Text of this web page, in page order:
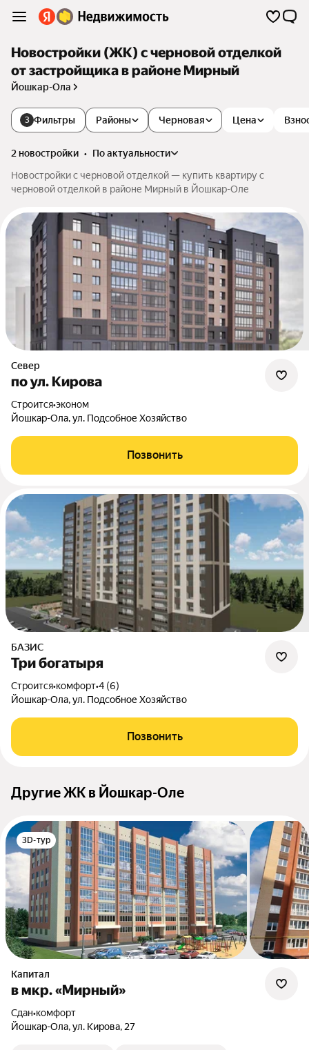
Новостройки (ЖК) с черновой отделкой
от застройщика в районе Мирный
Йошкар-Ола
3 Фильтры Цена
Районы Черновая
2 новостройки •
по актуальности
Новостройки с черновой отделкой — купить квартиру с
черновой отделкой в районе Мирный в Йошкар-Оле
Север
по ул. Кирова
Строится•эконом
Йошкар-Ола, ул. Подсобное Хозяйство
Позвонить
БАЗИС
Три богатыря
Строится•комфорт•4 (6)
Йошкар-Ола, ул. Подсобное Хозяйство
Позвонить
Другие ЖК в Йошкар-Оле
3D-тур
Капитал
в мкр. «Мирный»
Сдан•комфорт
Йошкар-Ола, ул. Кирова, 27